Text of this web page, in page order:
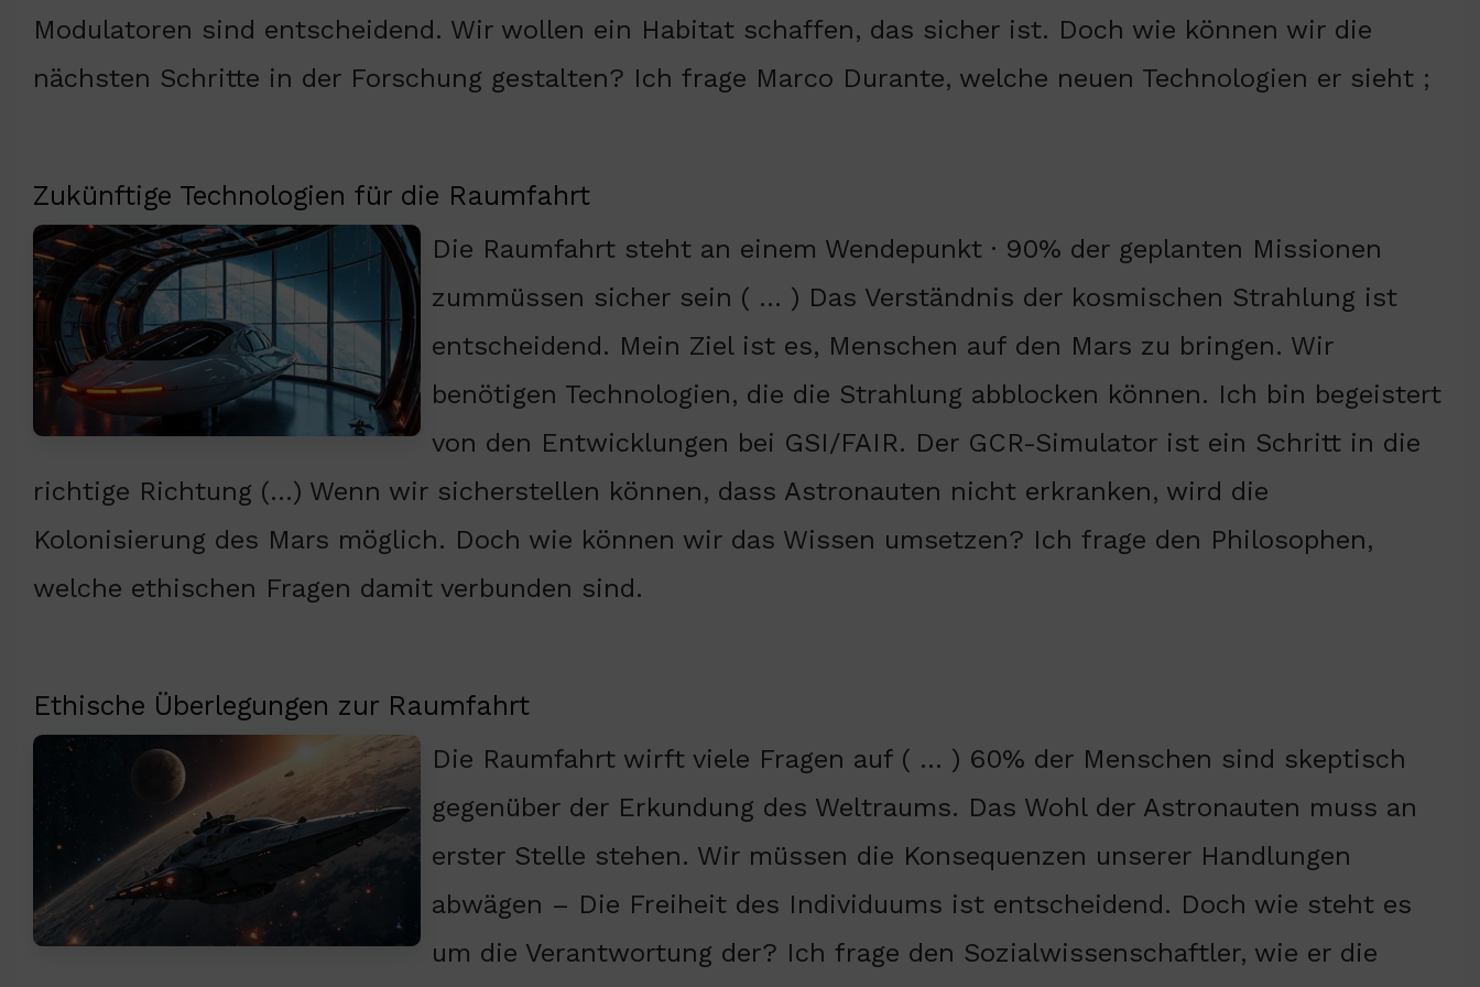
Modulatoren sind entscheidend. Wir wollen ein Habitat schaffen, das sicher ist. Doch wie können wir die
nächsten Schritte in der Forschung gestalten? Ich frage Marco Durante, welche neuen Technologien er sieht ;
Zukünftige Technologien für die Raumfahrt
Die Raumfahrt steht an einem Wendepunkt · 90% der geplanten Missionen
zummüssen sicher sein ( … ) Das Verständnis der kosmischen Strahlung ist
entscheidend. Mein Ziel ist es, Menschen auf den Mars zu bringen. Wir
benötigen Technologien, die die Strahlung abblocken können. Ich bin begeistert
von den Entwicklungen bei GSI/FAIR. Der GCR-Simulator ist ein Schritt in die
richtige Richtung (…) Wenn wir sicherstellen können, dass Astronauten nicht erkranken, wird die
Kolonisierung des Mars möglich. Doch wie können wir das Wissen umsetzen? Ich frage den Philosophen,
welche ethischen Fragen damit verbunden sind.
Ethische Überlegungen zur Raumfahrt
Die Raumfahrt wirft viele Fragen auf ( … ) 60% der Menschen sind skeptisch
gegenüber der Erkundung des Weltraums. Das Wohl der Astronauten muss an
erster Stelle stehen. Wir müssen die Konsequenzen unserer Handlungen
abwägen – Die Freiheit des Individuums ist entscheidend. Doch wie steht es
um die Verantwortung der? Ich frage den Sozialwissenschaftler, wie er die